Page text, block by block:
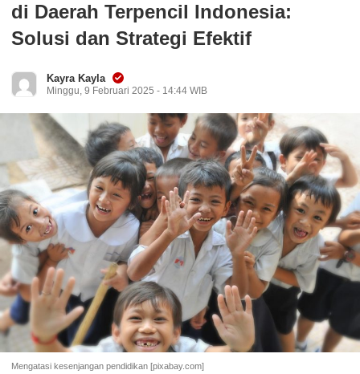
di Daerah Terpencil Indonesia:
Solusi dan Strategi Efektif
Kayra Kayla
Minggu, 9 Februari 2025 - 14:44 WIB
Mengatasi kesenjangan pendidikan [pixabay.com]